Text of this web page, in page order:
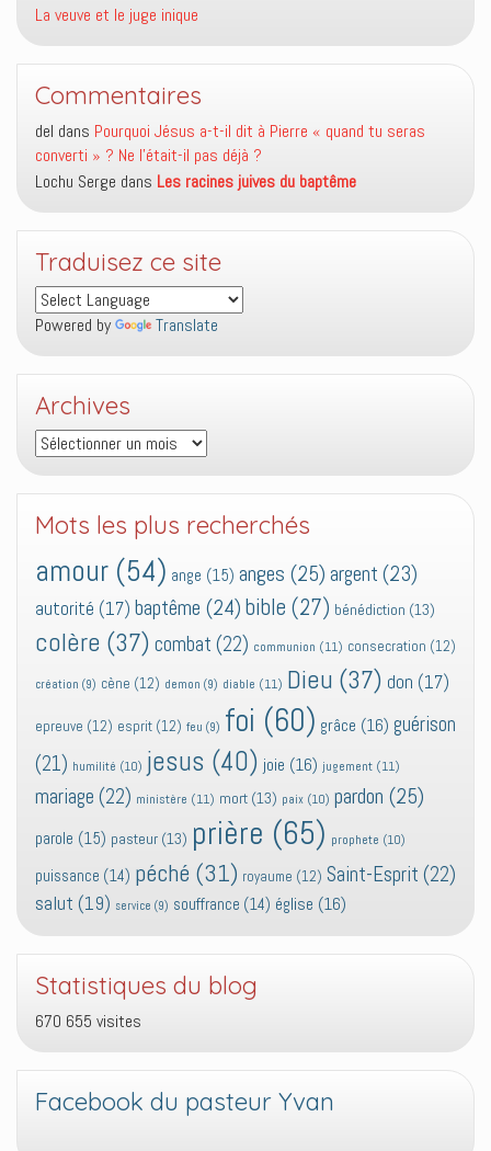
La veuve et le juge inique
Commentaires
del dans Pourquoi Jésus a-t-il dit à Pierre « quand tu seras
converti » ? Ne l’était-il pas déjà ?
Lochu Serge dans Les racines juives du baptême
Traduisez ce site
Powered by Translate
Archives
Archives
Mots les plus recherchés
amour (54) ange (15) anges (25) argent (23)
autorité (17) baptême (24) bible (27) bénédiction (13)
colère (37) combat (22) communion (11) consecration (12)
création (9) cène (12) demon (9) diable (11) Dieu (37) don (17)
epreuve (12) esprit (12) feu (9) foi (60) grâce (16) guérison
(21) humilité (10) jesus (40) joie (16) jugement (11)
mariage (22) ministère (11) mort (13) paix (10) pardon (25)
parole (15) pasteur (13) prière (65) prophete (10)
puissance (14) péché (31) royaume (12) Saint-Esprit (22)
salut (19) service (9) souffrance (14) église (16)
Statistiques du blog
670 655 visites
Facebook du pasteur Yvan